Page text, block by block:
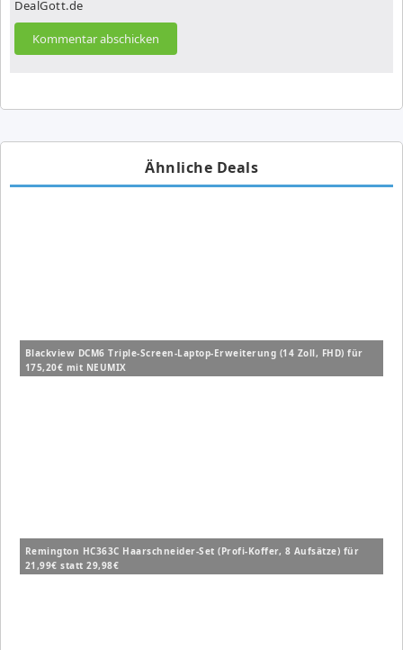
DealGott.de
Ähnliche Deals
Blackview DCM6 Triple-Screen-Laptop-Erweiterung (14 Zoll, FHD) für
175,20€ mit NEUMIX
Remington HC363C Haarschneider-Set (Profi-Koffer, 8 Aufsätze) für
21,99€ statt 29,98€